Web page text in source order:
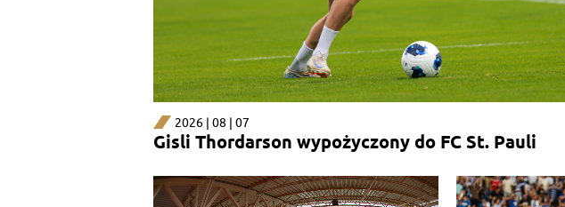
2026 | 08 | 07
Gisli Thordarson wypożyczony do FC St. Pauli